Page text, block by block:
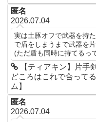
匿名
2026.07.04
実は土豚オフで武器を持
で盾をしまうまで武器を
(ただ盾も同時に持てるっ
【ティアキン】片手
どころはこれで合って
ム】
匿名
2026.07.04